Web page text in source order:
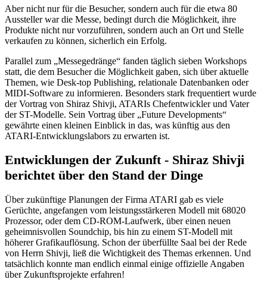
Aber nicht nur für die Besucher, sondern auch für die etwa 80
Aussteller war die Messe, bedingt durch die Möglichkeit, ihre
Produkte nicht nur vorzuführen, sondern auch an Ort und Stelle
verkaufen zu können, sicherlich ein Erfolg.
Parallel zum „Messegedränge“ fanden täglich sieben Workshops
statt, die dem Besucher die Möglichkeit gaben, sich über aktuelle
Themen, wie Desk-top Publishing, relationale Datenbanken oder
MIDI-Software zu informieren. Besonders stark frequentiert wurde
der Vortrag von Shiraz Shivji, ATARIs Chefentwickler und Vater
der ST-Modelle. Sein Vortrag über „Future Developments“
gewährte einen kleinen Einblick in das, was künftig aus den
ATARI-Entwicklungslabors zu erwarten ist.
Entwicklungen der Zukunft - Shiraz Shivji
berichtet über den Stand der Dinge
Über zukünftige Planungen der Firma ATARI gab es viele
Gerüchte, angefangen vom leistungsstärkeren Modell mit 68020
Prozessor, oder dem CD-ROM-Laufwerk, über einen neuen
geheimnisvollen Soundchip, bis hin zu einem ST-Modell mit
höherer Grafikauflösung. Schon der überfüllte Saal bei der Rede
von Herrn Shivji, ließ die Wichtigkeit des Themas erkennen. Und
tatsächlich konnte man endlich einmal einige offizielle Angaben
über Zukunftsprojekte erfahren!